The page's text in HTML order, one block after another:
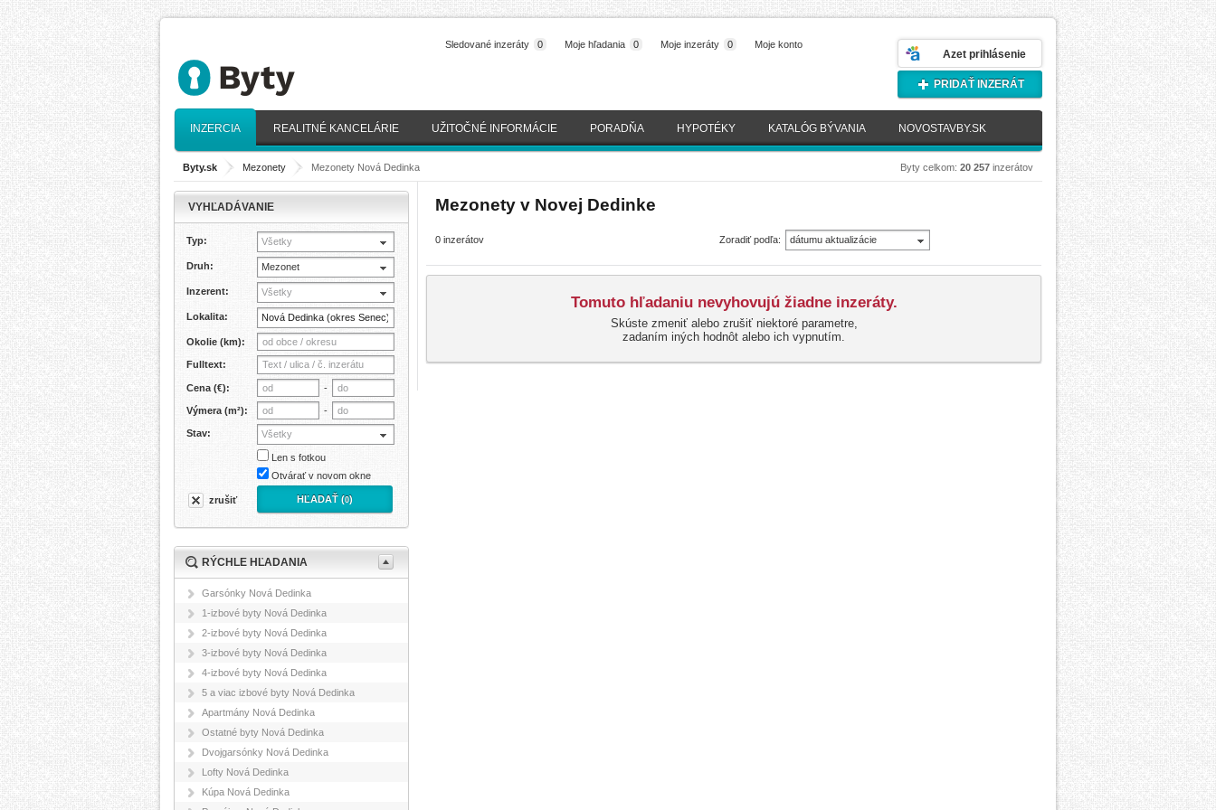
Azet prihlásenie
Moje konto
Moje inzeráty 0
Moje hľadania 0
Sledované inzeráty 0
PRIDAŤ INZERÁT
INZERCIA REALITNÉ KANCELÁRIE UŽITOČNÉ INFORMÁCIE PORADŇA HYPOTÉKY KATALÓG BÝVANIA NOVOSTAVBY.SK
Byty.sk > Mezonety > Mezonety Nová Dedinka Byty celkom: 20 257 inzerátov
Mezonety v Novej Dedinke
0 inzerátov Zoradiť podľa:
dátumu aktualizácie
Tomuto hľadaniu nevyhovujú žiadne inzeráty.
Skúste zmeniť alebo zrušiť niektoré parametre,
zadaním iných hodnôt alebo ich vypnutím.
VYHĽADÁVANIE
Typ: Všetky
Druh: Mezonet
Inzerent: Všetky
Lokalita:
Okolie (km):
Fulltext:
Cena (€): -
Výmera (m²): -
Stav: Všetky
Len s fotkou
Otvárať v novom okne
zrušiť HĽADAŤ (0)
RÝCHLE HĽADANIA
Garsónky Nová Dedinka
1-izbové byty Nová Dedinka
2-izbové byty Nová Dedinka
3-izbové byty Nová Dedinka
4-izbové byty Nová Dedinka
5 a viac izbové byty Nová Dedinka
Apartmány Nová Dedinka
Ostatné byty Nová Dedinka
Dvojgarsónky Nová Dedinka
Lofty Nová Dedinka
Kúpa Nová Dedinka